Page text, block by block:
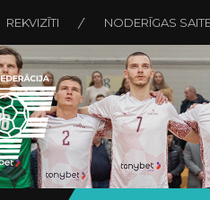
REKVIZĪTI NODERĪGAS